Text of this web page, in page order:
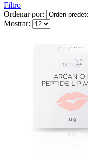
Filtro
Ordenar por:
Mostrar: